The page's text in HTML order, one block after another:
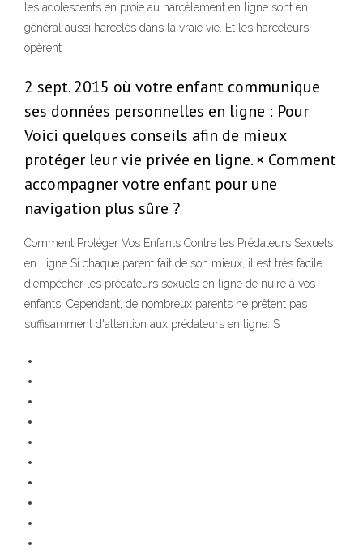
les adolescents en proie au harcèlement en ligne sont en
général aussi harcelés dans la vraie vie. Et les harceleurs
opèrent
2 sept. 2015 où votre enfant communique
ses données personnelles en ligne : Pour
Voici quelques conseils afin de mieux
protéger leur vie privée en ligne. × Comment
accompagner votre enfant pour une
navigation plus sûre ?
Comment Protéger Vos Enfants Contre les Prédateurs Sexuels
en Ligne Si chaque parent fait de son mieux, il est très facile
d'empêcher les prédateurs sexuels en ligne de nuire à vos
enfants. Cependant, de nombreux parents ne prêtent pas
suffisamment d'attention aux prédateurs en ligne. S